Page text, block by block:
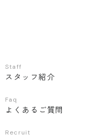
Staff
スタッフ紹介
Faq
よくあるご質問
Recruit